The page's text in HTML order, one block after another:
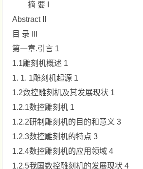
摘 要 I
Abstract II
目 录 III
第一章.引言 1
1.1雕刻机概述 1
1. 1. 1雕刻机起源 1
1.2数控雕刻机及其发展现状 1
1.2.1数控雕刻机 1
1.2.2研制雕刻机的目的和意义 3
1.2.3数控雕刻机的特点 3
1.2.4数控雕刻机的应用领域 4
1.2.5我国数控雕刻机的发展现状 4